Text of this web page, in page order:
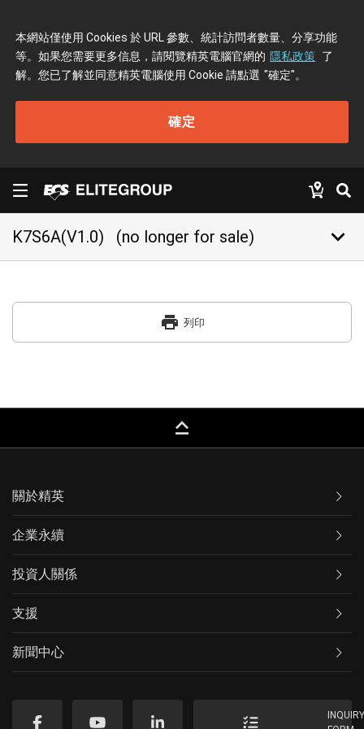
本網站僅使用 Cookies 於 URL 參數、統計訪問者數量、分享功能
等。如果您需要更多信息，請閱覽精英電腦官網的 隱私政策 了
解。您已了解並同意精英電腦使用 Cookie 請點選 "確定"。
確定
K7S6A(V1.0) (no longer for sale) keyboard_arrow_down
print 列印
keyboard_capslock
關於精英
企業永續
投資人關係
支援
新聞中心